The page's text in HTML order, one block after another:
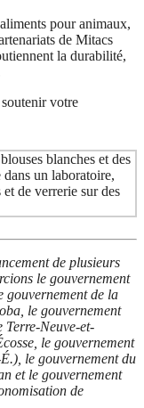
pour animaux,
de Mitacs
la durabilité,
votre
de plusieurs
le gouvernement
gouvernement de la
le gouvernement
Terre-Neuve-et-
le gouvernement
le gouvernement du
et le gouvernement
de